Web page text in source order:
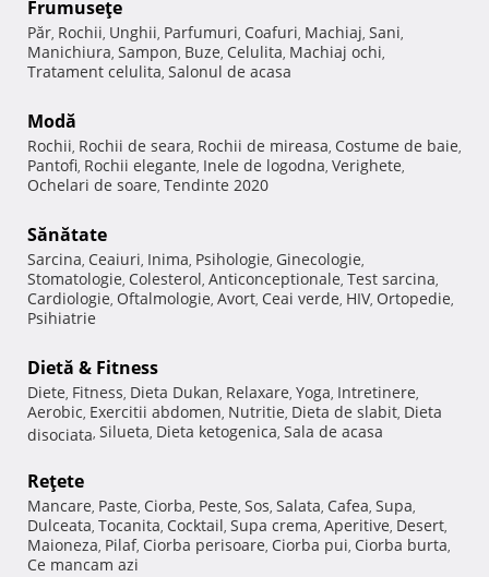
Frumuseţe
Păr, Rochii, Unghii, Parfumuri, Coafuri, Machiaj, Sani,
Manichiura, Sampon, Buze, Celulita, Machiaj ochi,
Tratament celulita, Salonul de acasa
Modă
Rochii, Rochii de seara, Rochii de mireasa, Costume de baie,
Pantofi, Rochii elegante, Inele de logodna, Verighete,
Ochelari de soare, Tendinte 2020
Sănătate
Sarcina, Ceaiuri, Inima, Psihologie, Ginecologie,
Stomatologie, Colesterol, Anticonceptionale, Test sarcina,
Cardiologie, Oftalmologie, Avort, Ceai verde, HIV, Ortopedie,
Psihiatrie
Dietă & Fitness
Diete, Fitness, Dieta Dukan, Relaxare, Yoga, Intretinere,
Aerobic, Exercitii abdomen, Nutritie, Dieta de slabit, Dieta
disociata, Silueta, Dieta ketogenica, Sala de acasa
Reţete
Mancare, Paste, Ciorba, Peste, Sos, Salata, Cafea, Supa,
Dulceata, Tocanita, Cocktail, Supa crema, Aperitive, Desert,
Maioneza, Pilaf, Ciorba perisoare, Ciorba pui, Ciorba burta,
Ce mancam azi